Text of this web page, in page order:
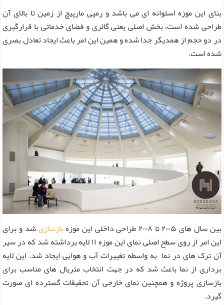
بنای این موزه استوانه ای می باشد و رمپی مارپیچ از زمین تا بالای آن
طراحی شده است، بخش اصلی یعنی گالری و فضای خدماتی با قرارگیری
در دو حجم از همدیگر جدا شده و همین این امر باعث ایجاد تعادل بصری
شده است.
بین سال‌ های ۲۰۰۵ تا ۲۰۰۸ طراحی داخلی این موزه بازسازیشد و برای
این امر از روی سطح اصلی نمای این موزه ۱۱ لایه برداشته شد که در سیر
آن ترک‌ های در نما به واسطه تغییرات آب و هوایی ایجاد شد. این لایه
برداری از نما باعث شد که در جهت انتخاب متریال های مناسب برای
بازسازی پروژه و همچنین نمای خارجی آن تحقیقات گسترده ای صورت
گیرد.